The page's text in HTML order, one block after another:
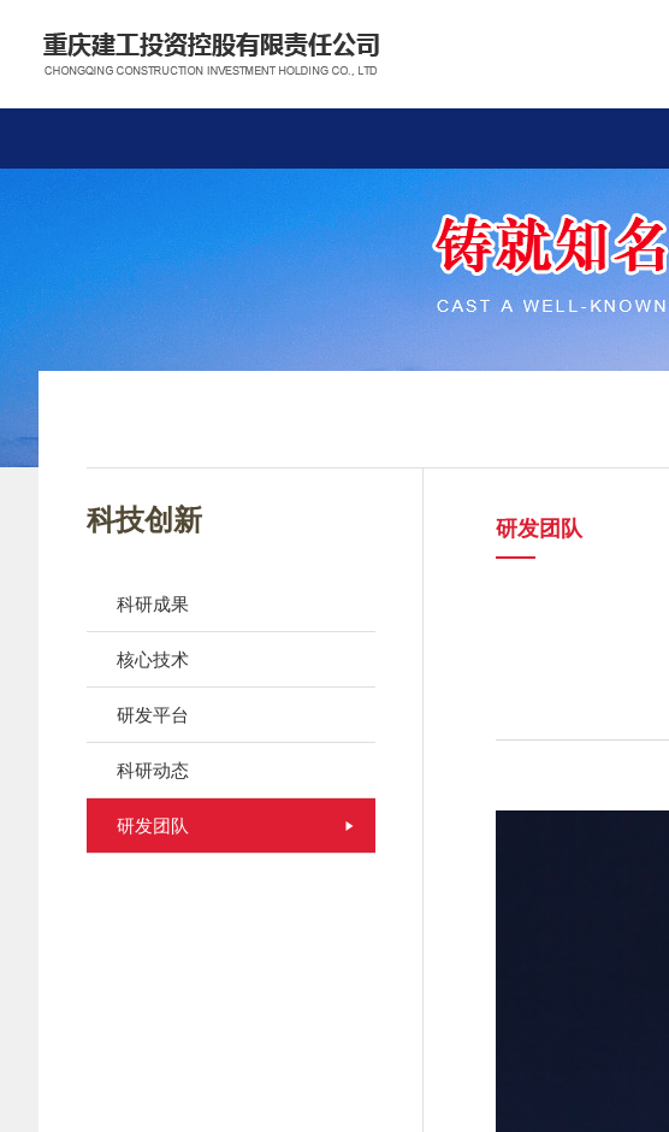
科技创新
科研成果
核心技术
研发平台
科研动态
研发团队
研发团队